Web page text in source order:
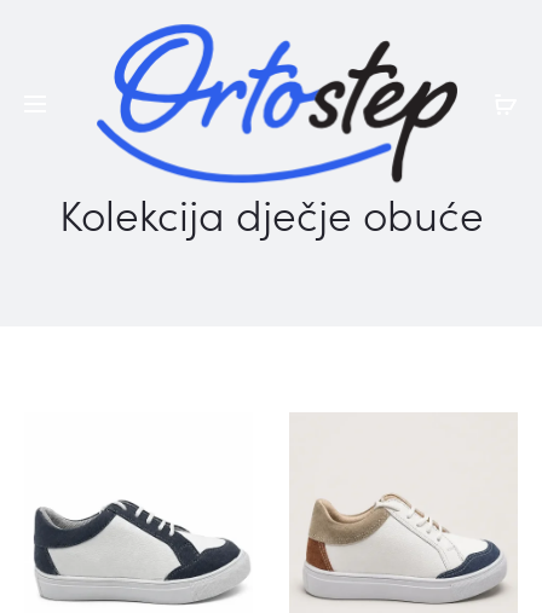
Posebna ljetna pogodnost:
Kolekcija dječje obuće